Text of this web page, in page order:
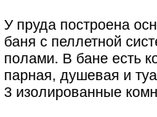
У пруда построена
баня с пеллетной
полами. В бане есть
парная, душевая и
3 изолированные